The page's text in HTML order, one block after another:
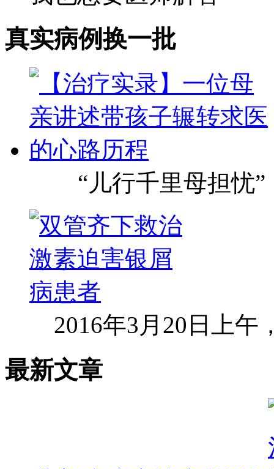
真实病例换一批
“儿行千里母担忧”
2016年3月20日上午
最新文章